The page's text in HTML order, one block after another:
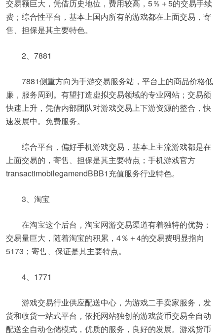
交易额巨大，凭借历史地位，费用较高，5％＋5的交易手续
费；综合性平台，基本上国内所有的游戏都在上面交易，寄
售、担保是其主要特色。
2、7881
7881侧重方向为手游交易服务站，平台上的商品价格低
廉，服务周到。有望打造虚拟交易领域的专业网站；交易额
快速上升，凭借内部团队对游戏交易上下游资源的整合，快
速发展中。免费服务。
综合平台，偏好手机游戏交易，基本上主流游戏都是在
上面交易的，寄售、担保是其主要特点；手机游戏官方
transactimobilegamendBBB1充值服务行业特色。
3、淘宝
在淘宝这个后台，淘宝网游交易渠道有着独特的优势；
交易量巨大，随着淘宝的积累，4％＋4的交易费明显指向
5173；寄售、保证是其主要特点。
4、1771
游戏交易行业供应配送中心，为游戏二手卖家服务，发
货和收货一站式平台，依托网站独创的游戏货币交易全自动
配送全自动仓储模式，优质的服务，良好的发展。游戏货币